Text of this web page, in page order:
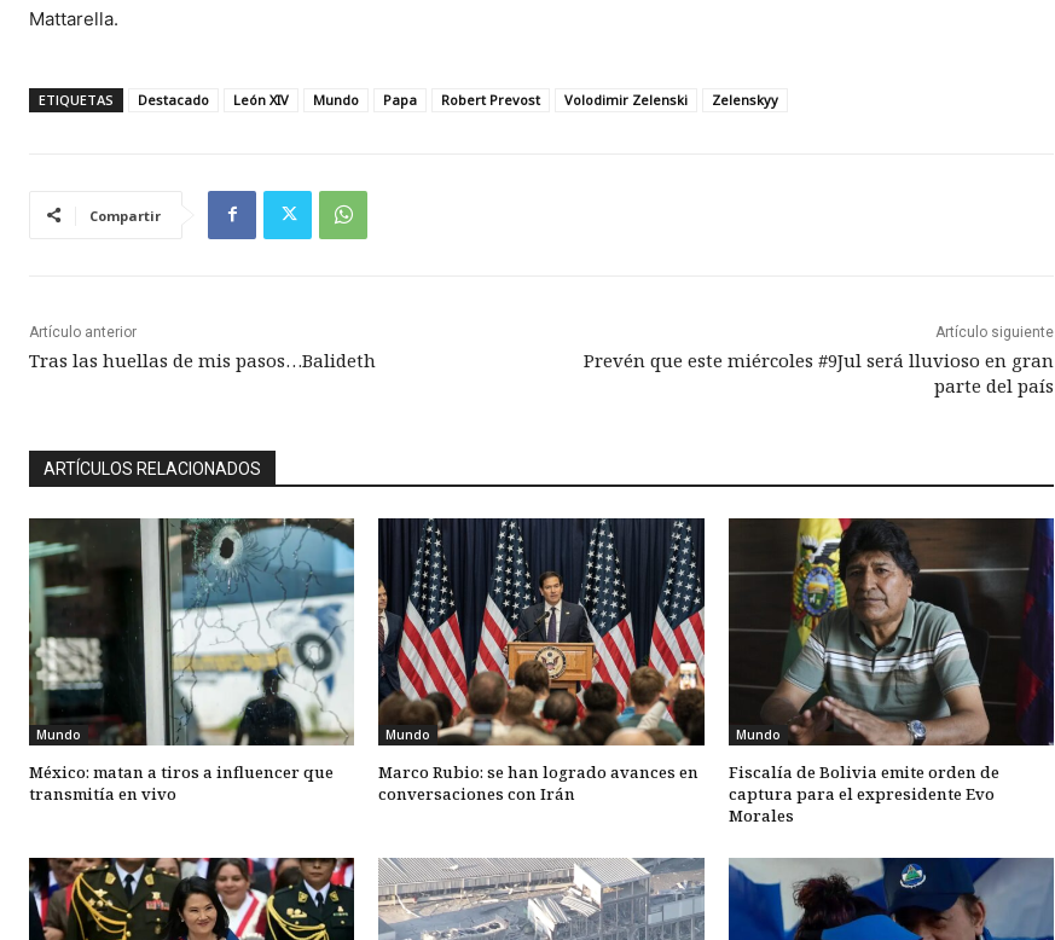
Mattarella.
ETIQUETAS Destacado León XIV Mundo Papa Robert Prevost Volodimir Zelenski Zelenskyy
Compartir
Artículo anterior
Tras las huellas de mis pasos…Balideth
Artículo siguiente
Prevén que este miércoles #9Jul será lluvioso en gran
parte del país
ARTÍCULOS RELACIONADOS
Mundo
México: matan a tiros a influencer que
transmitía en vivo
Mundo
Marco Rubio: se han logrado avances en
conversaciones con Irán
Mundo
Fiscalía de Bolivia emite orden de
captura para el expresidente Evo
Morales